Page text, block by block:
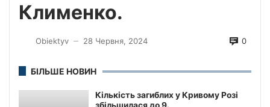
Клименко.
Obiektyv — 28 Червня, 2024 0
БІЛЬШЕ НОВИН
Кількість загиблих у Кривому Розі